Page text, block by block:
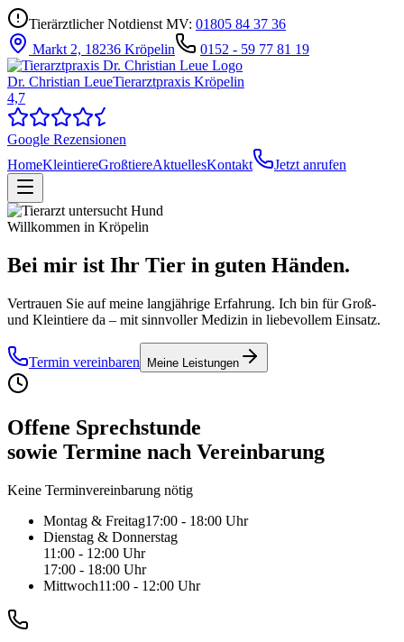
Tierärztlicher Notdienst MV: 01805 84 37 36
Markt 2, 18236 Kröpelin
0152 - 59 77 81 19
Dr. Christian LeueTierarztpraxis Kröpelin
4,7
Google Rezensionen
HomeKleintiereGroßtiereAktuellesKontakt Jetzt anrufen
Willkommen in Kröpelin
Bei mir ist Ihr Tier in guten Händen.
Vertrauen Sie auf meine langjährige Erfahrung. Ich bin für Groß-
und Kleintiere da – mit sinnvoller Medizin in liebevollem Einsatz.
Termin vereinbaren Meine Leistungen
Offene Sprechstunde
sowie Termine nach Vereinbarung
Keine Terminvereinbarung nötig
Montag & Freitag17:00 - 18:00 Uhr
Dienstag & Donnerstag
11:00 - 12:00 Uhr
17:00 - 18:00 Uhr
Mittwoch11:00 - 12:00 Uhr